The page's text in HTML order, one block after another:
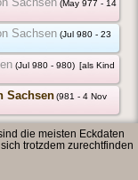
(May 977 - 14
Sachsen (Jul 980 - 23
(Jul 980 - 980) [als Kind
Sachsen(981 - 4 Nov
die meisten Eckdaten
trotzdem zurechtfinden